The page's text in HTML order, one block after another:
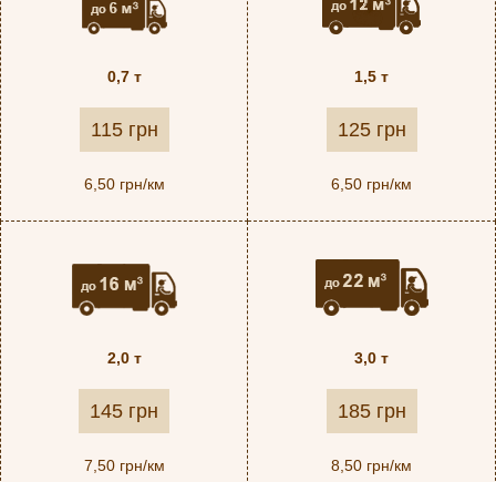
0,7 т
115 грн
6,50 грн/км
1,5 т
125 грн
6,50 грн/км
2,0 т
145 грн
7,50 грн/км
3,0 т
185 грн
8,50 грн/км